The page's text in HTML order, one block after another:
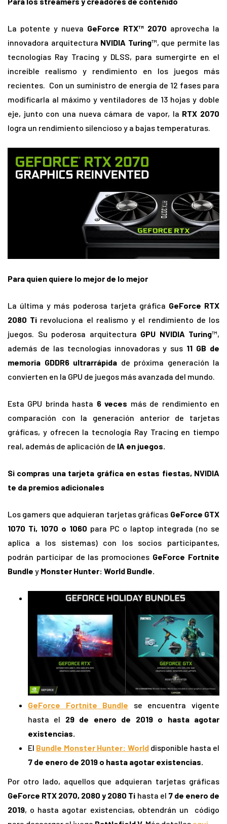
La potente y nueva GeForce RTX™ 2070 aprovecha la
innovadora arquitectura NVIDIA Turing™, que permite las
tecnologías Ray Tracing y DLSS, para sumergirte en el
increíble realismo y rendimiento en los juegos más
recientes. Con un suministro de energía de 12 fases para
modificarla al máximo y ventiladores de 13 hojas y doble
eje, junto con una nueva cámara de vapor, la RTX 2070
logra un rendimiento silencioso y a bajas temperaturas.
Para quien quiere lo mejor de lo mejor
La última y más poderosa tarjeta gráfica GeForce RTX
2080 Ti revoluciona el realismo y el rendimiento de los
juegos. Su poderosa arquitectura GPU NVIDIA Turing™,
además de las tecnologías innovadoras y sus 11 GB de
memoria GDDR6 ultrarrápida de próxima generación la
convierten en la GPU de juegos más avanzada del mundo.
Esta GPU brinda hasta 6 veces más de rendimiento en
comparación con la generación anterior de tarjetas
gráficas, y ofrecen la tecnología Ray Tracing en tiempo
real, además de aplicación de IA en juegos.
Si compras una tarjeta gráfica en estas fiestas, NVIDIA
te da premios adicionales
Los gamers que adquieran tarjetas gráficas GeForce GTX
1070 Ti, 1070 o 1060 para PC o laptop integrada (no se
aplica a los sistemas) con los socios participantes,
podrán participar de las promociones GeForce Fortnite
Bundle y Monster Hunter: World Bundle.
GeForce Fortnite Bundle se encuentra vigente
hasta el 29 de enero de 2019 o hasta agotar
existencias.
El Bundle Monster Hunter: Worlddisponible hasta el
7 de enero de 2019 o hasta agotar existencias.
Por otro lado, aquellos que adquieran tarjetas gráficas
GeForce RTX 2070, 2080 y 2080 Ti hasta el 7 de enero de
2019, o hasta agotar existencias, obtendrán un código